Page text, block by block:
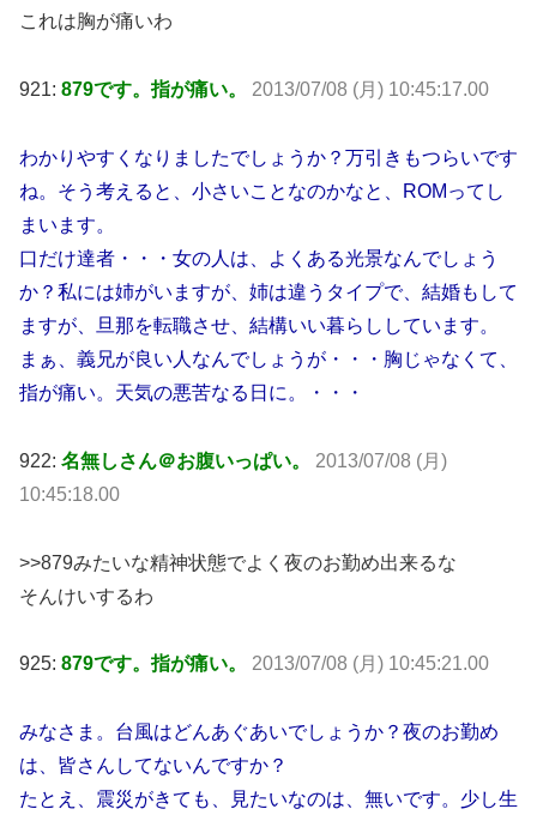
これは胸が痛いわ
921: 879です。指が痛い。 2013/07/08 (月) 10:45:17.00
わかりやすくなりましたでしょうか？万引きもつらいです
ね。そう考えると、小さいことなのかなと、ROMってし
まいます。
口だけ達者・・・女の人は、よくある光景なんでしょう
か？私には姉がいますが、姉は違うタイプで、結婚もして
ますが、旦那を転職させ、結構いい暮らししています。
まぁ、義兄が良い人なんでしょうが・・・胸じゃなくて、
指が痛い。天気の悪苦なる日に。・・・
922: 名無しさん＠お腹いっぱい。 2013/07/08 (月)
10:45:18.00
>>879みたいな精神状態でよく夜のお勤め出来るな
そんけいするわ
925: 879です。指が痛い。 2013/07/08 (月) 10:45:21.00
みなさま。台風はどんあぐあいでしょうか？夜のお勤め
は、皆さんしてないんですか？
たとえ、震災がきても、見たいなのは、無いです。少し生